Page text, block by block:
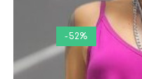
-52%